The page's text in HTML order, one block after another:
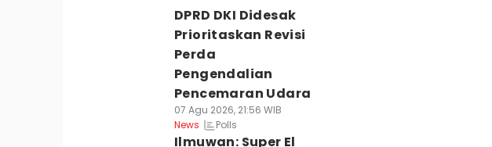
DPRD DKI Didesak
Prioritaskan Revisi
Perda
Pengendalian
Pencemaran Udara
07 Agu 2026, 21:56 WIB
News
Polls
Ilmuwan: Super El